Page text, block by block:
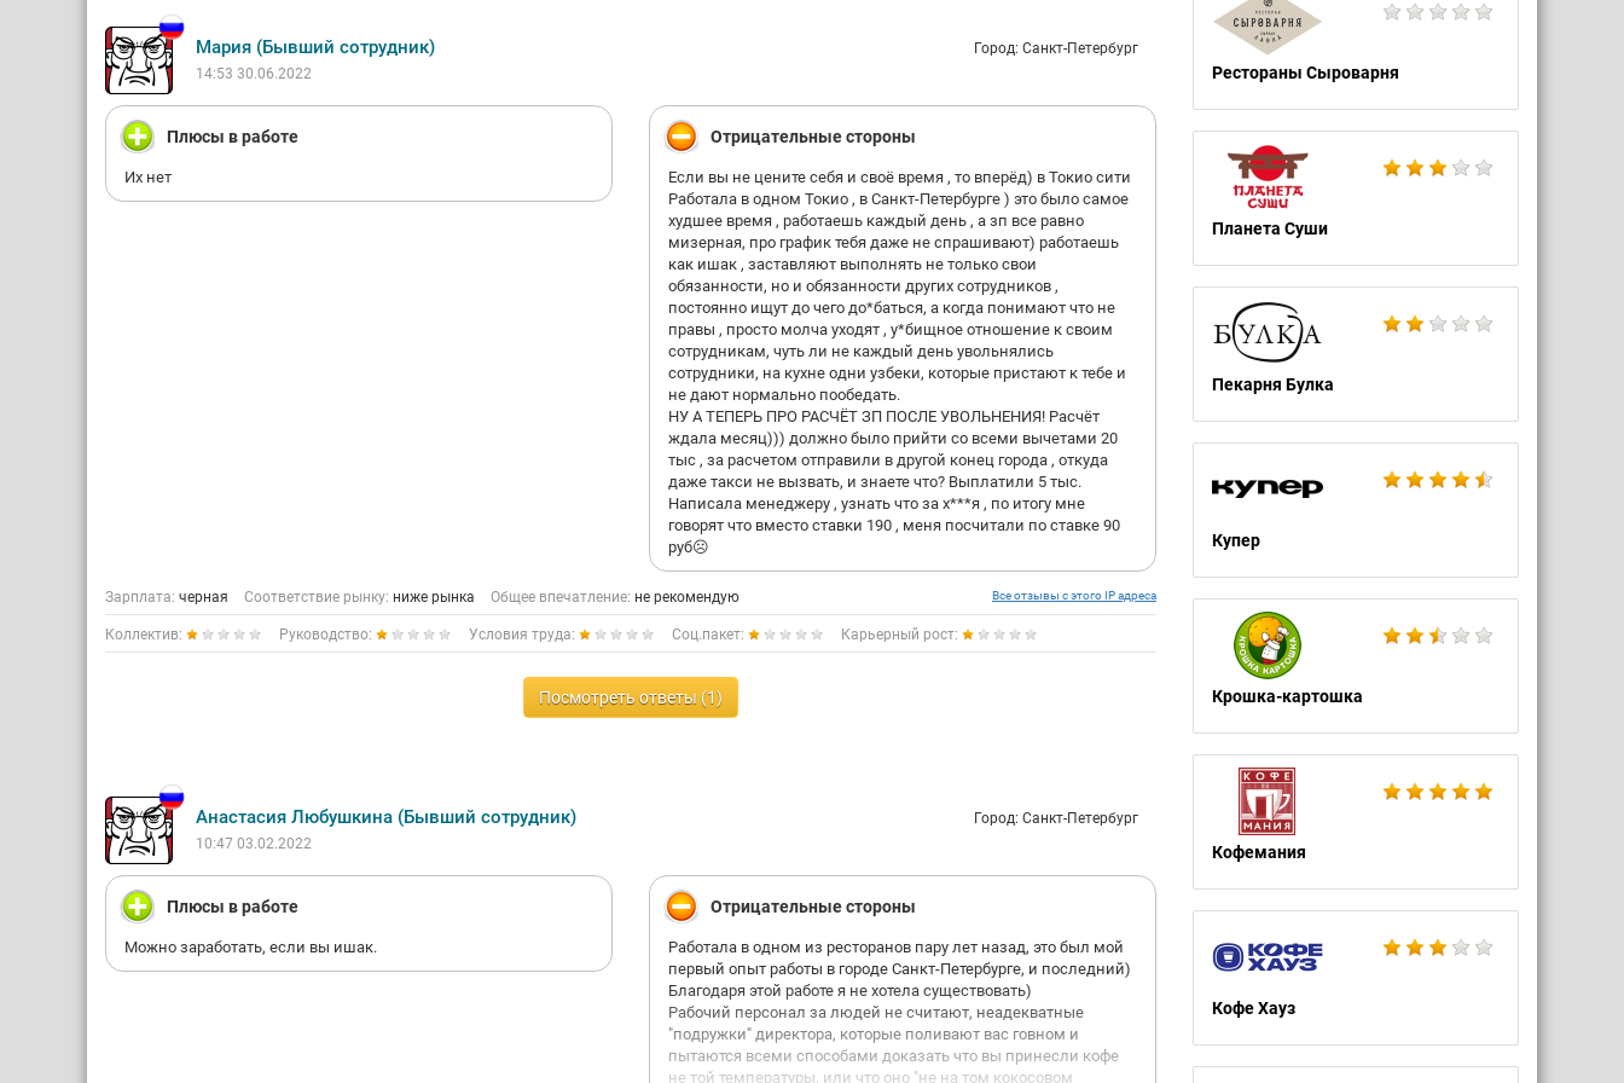
Рестораны Сыроварня
Планета Суши
Пекарня Булка
Купер
Крошка-картошка
Кофемания
Кофе Хауз
Мария (Бывший сотрудник)
Город: Санкт-Петербург
14:53 30.06.2022
Плюсы в работе
Их нет
Отрицательные стороны
Если вы не цените себя и своё время , то вперёд) в Токио сити
Работала в одном Токио , в Санкт-Петербурге ) это было самое
худшее время , работаешь каждый день , а зп все равно
мизерная, про график тебя даже не спрашивают) работаешь
как ишак , заставляют выполнять не только свои
обязанности, но и обязанности других сотрудников ,
постоянно ищут до чего до*баться, а когда понимают что не
правы , просто молча уходят , у*бищное отношение к своим
сотрудникам, чуть ли не каждый день увольнялись
сотрудники, на кухне одни узбеки, которые пристают к тебе и
не дают нормально пообедать.
НУ А ТЕПЕРЬ ПРО РАСЧЁТ ЗП ПОСЛЕ УВОЛЬНЕНИЯ! Расчёт
ждала месяц))) должно было прийти со всеми вычетами 20
тыс , за расчетом отправили в другой конец города , откуда
даже такси не вызвать, и знаете что? Выплатили 5 тыс.
Написала менеджеру , узнать что за х***я , по итогу мне
говорят что вместо ставки 190 , меня посчитали по ставке 90
руб☹️
Зарплата: черная Соответствие рынку: ниже рынка Общее впечатление: не рекомендую Все отзывы с этого IP адреса
Коллектив: Руководство: Условия труда: Соц.пакет: Карьерный рост:
Посмотреть ответы (1)
Анастасия Любушкина (Бывший сотрудник)
Город: Санкт-Петербург
10:47 03.02.2022
Плюсы в работе
Можно заработать, если вы ишак.
Отрицательные стороны
Работала в одном из ресторанов пару лет назад, это был мой
первый опыт работы в городе Санкт-Петербурге, и последний)
Благодаря этой работе я не хотела существовать)
Рабочий персонал за людей не считают, неадекватные
"подружки" директора, которые поливают вас говном и
пытаются всеми способами доказать что вы принесли кофе
не той температуры, или что оно "не на том кокосовом